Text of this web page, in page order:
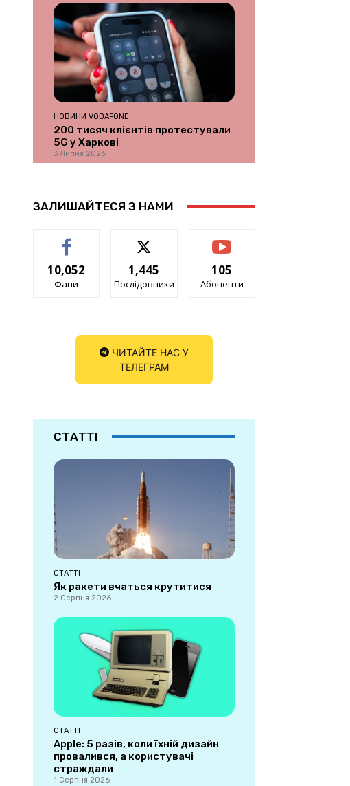
НОВИНИ VODAFONE
200 тисяч клієнтів протестували
5G у Харкові
3 Липня 2026
ЗАЛИШАЙТЕСЯ З НАМИ
10,052
Фани
1,445
Послідовники
105
Абоненти
ЧИТАЙТЕ НАС У
ТЕЛЕГРАМ
СТАТТІ
СТАТТІ
Як ракети вчаться крутитися
2 Серпня 2026
СТАТТІ
Apple: 5 разів, коли їхній дизайн
провалився, а користувачі
страждали
1 Серпня 2026